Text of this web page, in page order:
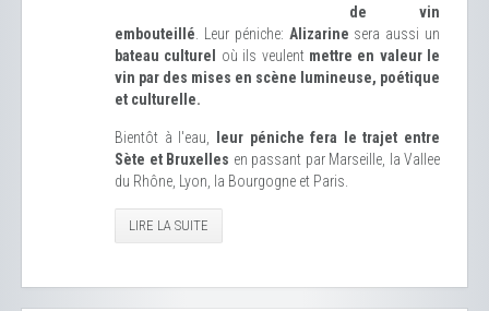
de vin
embouteillé . Leur péniche: Alizarine sera aussi un
bateau culturel
où ils veulent mettre en valeur le
vin par des mises en scène lumineuse, poétique
et culturelle.
Bientôt à l'eau,
leur péniche fera le trajet entre
Sète et Bruxelles en passant par Marseille, la Vallee
du Rhône, Lyon, la Bourgogne et Paris.
LIRE LA SUITE